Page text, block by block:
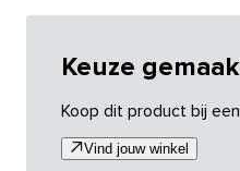
Keuze
Koop dit product bij
Vind jouw winkel